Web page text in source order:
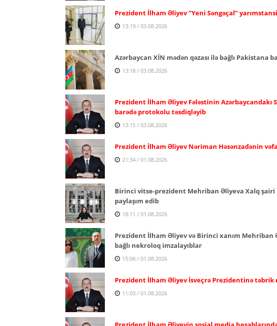
Prezident İlham Əliyev “Yeni Səngəçal”
13:19 / 03.08.2026
Azərbaycan XİN mədən qəzası ilə bağlı Pakistana
13:18 / 03.08.2026
Prezident İlham Əliyev Fələstinin Azərbaycandakı
barədə protokolu təsdiqləyib
13:15 / 03.08.2026
Prezident İlham Əliyev Nəriman Həsənzadənin
21:34 / 01.08.2026
Birinci vitse-prezident Mehriban Əliyeva Xalq şairi
paylaşım edib
18:11 / 01.08.2026
Prezident İlham Əliyev və Birinci xanım Mehriban
bağlı nekroloq imzalayıblar
15:06 / 01.08.2026
Prezident İlham Əliyev İsveçrə Prezidentinə təbrik
11:03 / 01.08.2026